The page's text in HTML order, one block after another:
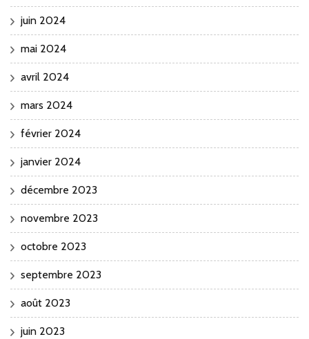
juin 2024
mai 2024
avril 2024
mars 2024
février 2024
janvier 2024
décembre 2023
novembre 2023
octobre 2023
septembre 2023
août 2023
juin 2023